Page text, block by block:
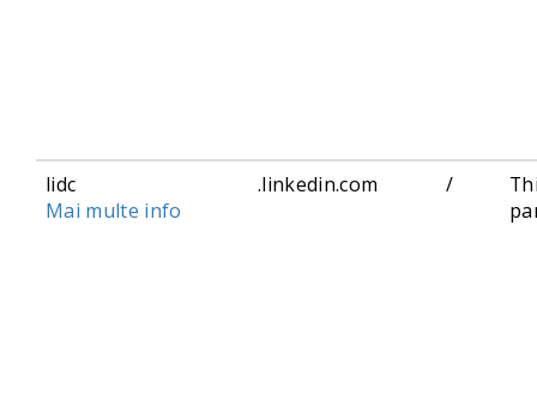
lidc
Mai multe info
.linkedin.com /